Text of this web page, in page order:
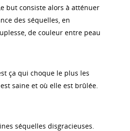
but consiste alors à atténuer
des séquelles, en
de couleur entre peau
ça qui choque le plus les
saine et où elle est brûlée.
séquelles disgracieuses.